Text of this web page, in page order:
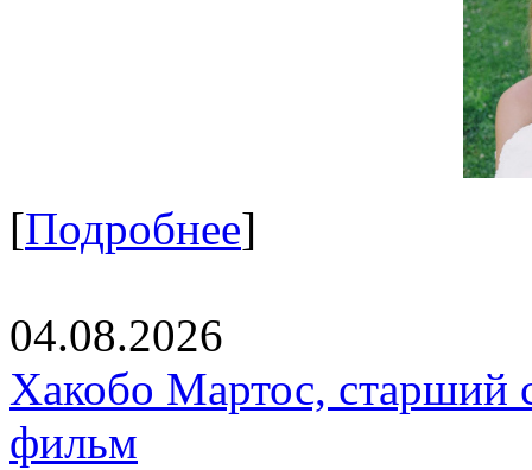
[Подробнее]
04.08.2026
Хакобо Мартос, старший
фильм